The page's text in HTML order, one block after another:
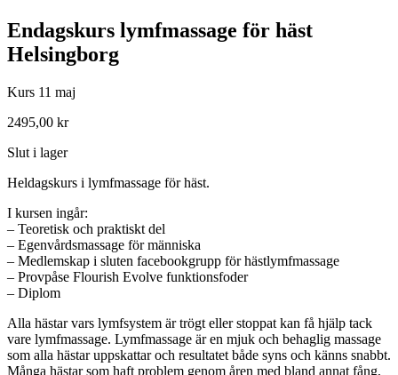
Endagskurs lymfmassage för häst
Helsingborg
Kurs 11 maj
2495,00 kr
Slut i lager
Heldagskurs i lymfmassage för häst.
I kursen ingår:
– Teoretisk och praktiskt del
– Egenvårdsmassage för människa
– Medlemskap i sluten facebookgrupp för hästlymfmassage
– Provpåse Flourish Evolve funktionsfoder
– Diplom
Alla hästar vars lymfsystem är trögt eller stoppat kan få hjälp tack
vare lymfmassage. Lymfmassage är en mjuk och behaglig massage
som alla hästar uppskattar och resultatet både syns och känns snabbt.
Många hästar som haft problem genom åren med bland annat fång,